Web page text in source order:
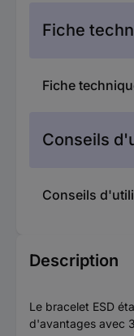
Fiche
Fiche
Conseils
Conseils
Description
Le bracelet ESD
d'avantages avec